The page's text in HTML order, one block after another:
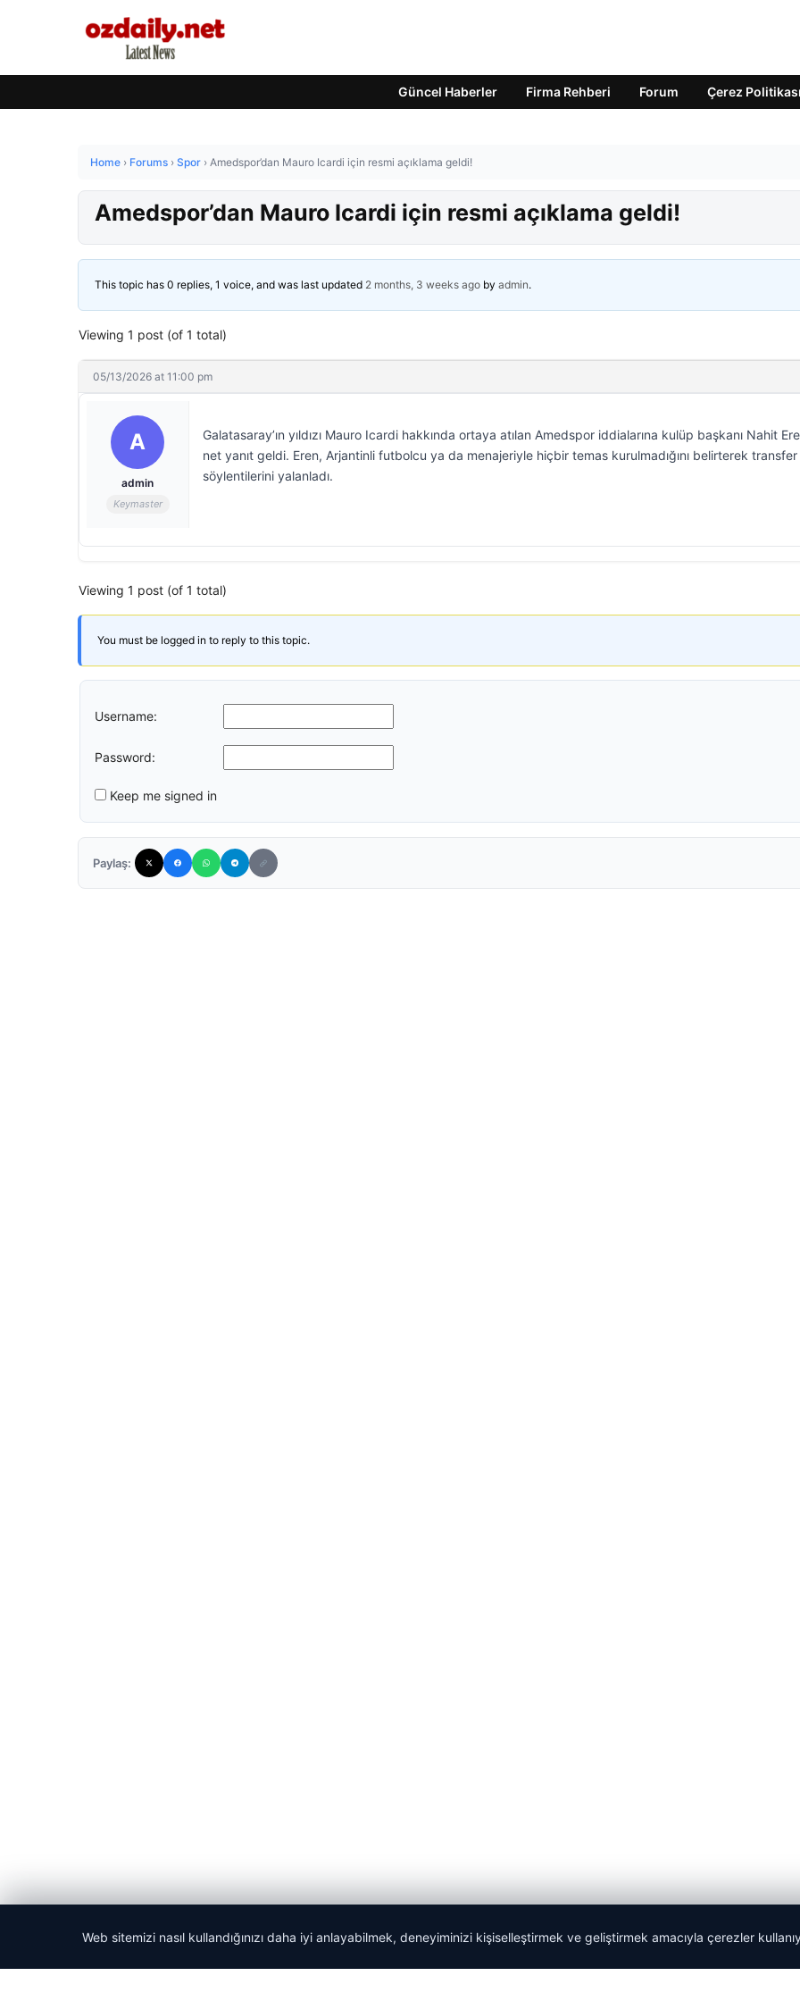
Güncel Haberler Firma Rehberi Forum Çerez Politikası
Home › Forums › Spor › Amedspor’dan Mauro Icardi için resmi açıklama geldi!
Amedspor’dan Mauro Icardi için resmi açıklama geldi!
This topic has 0 replies, 1 voice, and was last updated 2 months, 3 weeks ago by admin.
Viewing 1 post (of 1 total)
05/13/2026 at 11:00 pm
A
admin
Keymaster
Galatasaray’ın yıldızı Mauro Icardi hakkında ortaya atılan Amedspor iddialarına kulüp başkanı Nahit
net yanıt geldi. Eren, Arjantinli futbolcu ya da menajeriyle hiçbir temas kurulmadığını belirterek transfer
söylentilerini yalanladı.
Viewing 1 post (of 1 total)
You must be logged in to reply to this topic.
Username:
Password:
Keep me signed in
Paylaş:
Web sitemizi nasıl kullandığınızı daha iyi anlayabilmek, deneyiminizi kişiselleştirmek ve geliştirmek amacıyla çerezler